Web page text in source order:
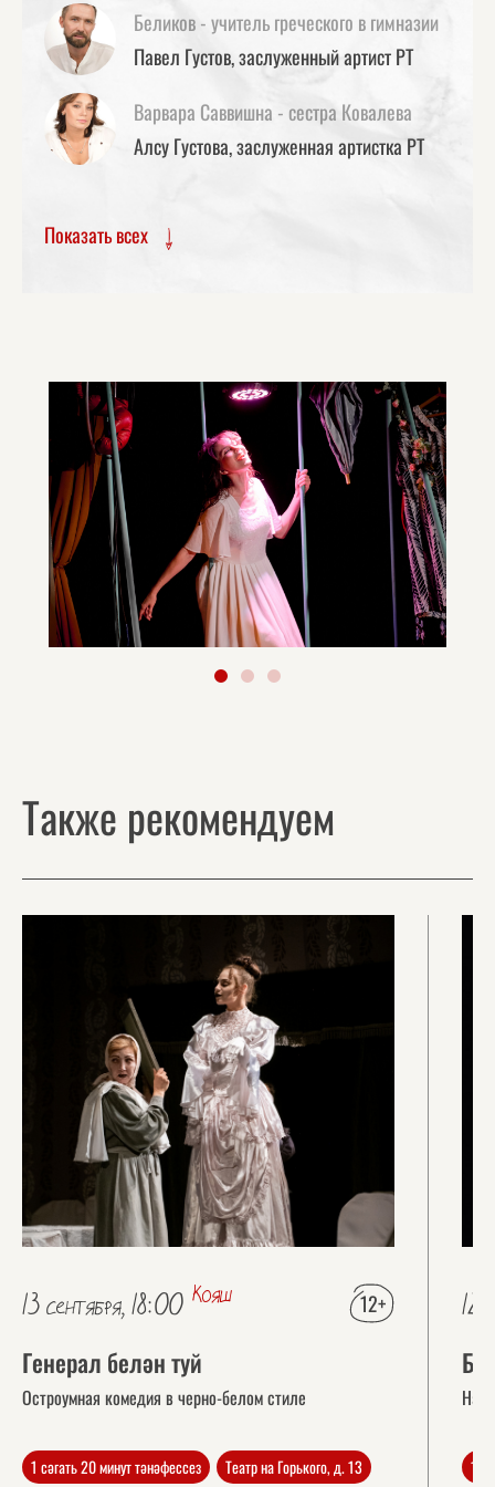
Беликов - учитель греческого в гимназии
Павел Густов, заслуженный артист РТ
Варвара Саввишна - сестра Ковалева
Алсу Густова, заслуженная артистка РТ
Показать всех
Также рекомендуем
13 сентября, 18:00 Кояш 12+
Генерал белән туй
Остроумная комедия в черно-белом стиле
1 сәгать 20 минут тәнәфессез
Театр на Горького, д. 13
12
1